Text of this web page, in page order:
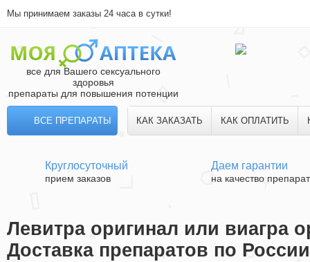
Мы принимаем заказы 24 часа в сутки!
все для Вашего сексуального
здоровья
препараты для повышения потенции
ВСЕ ПРЕПАРАТЫ КАК ЗАКАЗАТЬ КАК ОПЛАТИТЬ
Круглосуточный
прием заказов
Даем гарантии
на качество
Левитра оригинал или виагра
Доставка препаратов по России